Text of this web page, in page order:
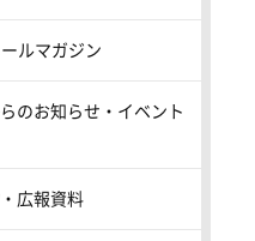
ルマガジン
のお知らせ・イベント
広報資料